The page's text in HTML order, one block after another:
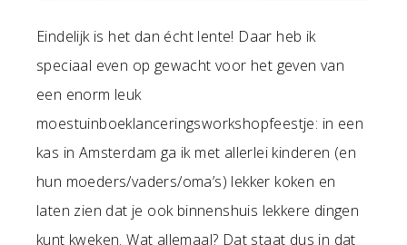
Eindelijk is het dan écht lente! Daar heb ik
speciaal even op gewacht voor het geven van
een enorm leuk
moestuinboeklanceringsworkshopfeestje: in een
kas in Amsterdam ga ik met allerlei kinderen (en
hun moeders/vaders/oma’s) lekker koken en
laten zien dat je ook binnenshuis lekkere dingen
kunt kweken. Wat allemaal? Dat staat dus in dat